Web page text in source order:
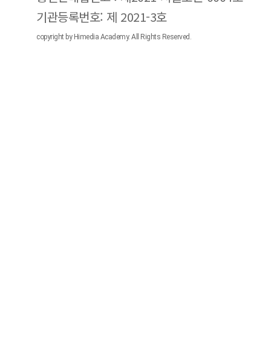
기관등록번호: 제 2021-3호
copyright by Himedia Academy. All Rights Reserved.